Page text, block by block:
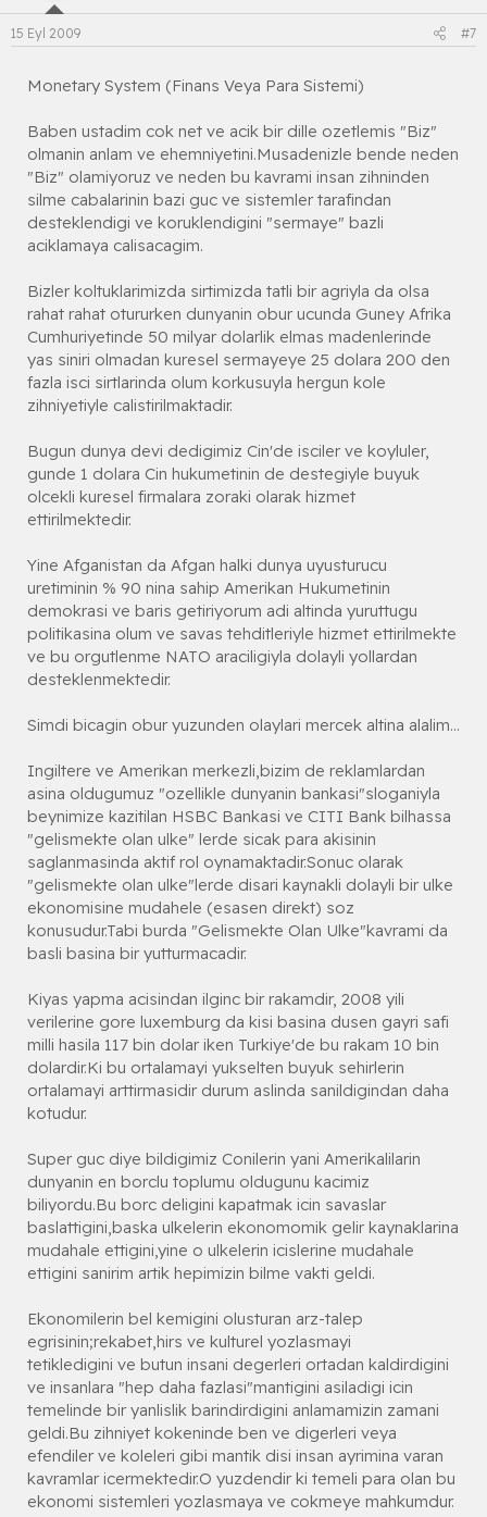
15 Eyl 2009 #7
Monetary System (Finans Veya Para Sistemi)
Baben ustadim cok net ve acik bir dille ozetlemis "Biz"
olmanin anlam ve ehemniyetini.Musadenizle bende neden
"Biz" olamiyoruz ve neden bu kavrami insan zihninden
silme cabalarinin bazi guc ve sistemler tarafindan
desteklendigi ve koruklendigini "sermaye" bazli
aciklamaya calisacagim.
Bizler koltuklarimizda sirtimizda tatli bir agriyla da olsa
rahat rahat otururken dunyanin obur ucunda Guney Afrika
Cumhuriyetinde 50 milyar dolarlik elmas madenlerinde
yas siniri olmadan kuresel sermayeye 25 dolara 200 den
fazla isci sirtlarinda olum korkusuyla hergun kole
zihniyetiyle calistirilmaktadir.
Bugun dunya devi dedigimiz Cin'de isciler ve koyluler,
gunde 1 dolara Cin hukumetinin de destegiyle buyuk
olcekli kuresel firmalara zoraki olarak hizmet
ettirilmektedir.
Yine Afganistan da Afgan halki dunya uyusturucu
uretiminin % 90 nina sahip Amerikan Hukumetinin
demokrasi ve baris getiriyorum adi altinda yuruttugu
politikasina olum ve savas tehditleriyle hizmet ettirilmekte
ve bu orgutlenme NATO araciligiyla dolayli yollardan
desteklenmektedir.
Simdi bicagin obur yuzunden olaylari mercek altina alalim...
Ingiltere ve Amerikan merkezli,bizim de reklamlardan
asina oldugumuz "ozellikle dunyanin bankasi"sloganiyla
beynimize kazitilan HSBC Bankasi ve CITI Bank bilhassa
"gelismekte olan ulke" lerde sicak para akisinin
saglanmasinda aktif rol oynamaktadir.Sonuc olarak
"gelismekte olan ulke"lerde disari kaynakli dolayli bir ulke
ekonomisine mudahele (esasen direkt) soz
konusudur.Tabi burda "Gelismekte Olan Ulke"kavrami da
basli basina bir yutturmacadir.
Kiyas yapma acisindan ilginc bir rakamdir, 2008 yili
verilerine gore luxemburg da kisi basina dusen gayri safi
milli hasila 117 bin dolar iken Turkiye'de bu rakam 10 bin
dolardir.Ki bu ortalamayi yukselten buyuk sehirlerin
ortalamayi arttirmasidir durum aslinda sanildigindan daha
kotudur.
Super guc diye bildigimiz Conilerin yani Amerikalilarin
dunyanin en borclu toplumu oldugunu kacimiz
biliyordu.Bu borc deligini kapatmak icin savaslar
baslattigini,baska ulkelerin ekonomomik gelir kaynaklarina
mudahale ettigini,yine o ulkelerin icislerine mudahale
ettigini sanirim artik hepimizin bilme vakti geldi.
Ekonomilerin bel kemigini olusturan arz-talep
egrisinin;rekabet,hirs ve kulturel yozlasmayi
tetikledigini ve butun insani degerleri ortadan kaldirdigini
ve insanlara "hep daha fazlasi"mantigini asiladigi icin
temelinde bir yanlislik barindirdigini anlamamizin zamani
geldi.Bu zihniyet kokeninde ben ve digerleri veya
efendiler ve koleleri gibi mantik disi insan ayrimina varan
kavramlar icermektedir.O yuzdendir ki temeli para olan bu
ekonomi sistemleri yozlasmaya ve cokmeye mahkumdur.